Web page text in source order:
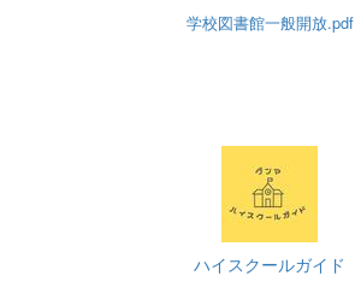
学校図書館一般開放.pdf
ハイスクールガイド